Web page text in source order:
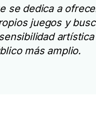
se dedica a
juegos y
artística
más amplio.